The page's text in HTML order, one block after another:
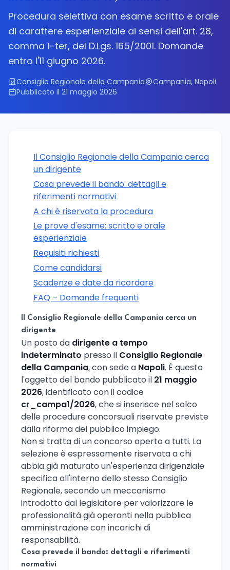
Procedura selettiva con esame scritto e orale
di carattere esperienziale ai sensi dell'art. 28,
comma 1-ter, del D.Lgs. 165/2001. Domande
entro l'11 giugno 2026.
Consiglio Regionale della Campania
Campania, Napoli
Pubblicato il 21 maggio 2026
Il Consiglio Regionale della Campania cerca
un dirigente
Cosa prevede il bando: dettagli e
riferimenti normativi
A chi è riservata la procedura
Le prove d'esame: scritto e orale
esperienziale
Requisiti richiesti
Come candidarsi
Scadenze e date da ricordare
FAQ – Domande frequenti
Il Consiglio Regionale della Campania cerca un
dirigente
Un posto da dirigente a tempo
indeterminato presso il Consiglio Regionale
della Campania, con sede a Napoli. È questo
l'oggetto del bando pubblicato il 21 maggio
2026, identificato con il codice
cr_campa1/2026, che si inserisce nel solco
delle procedure concorsuali riservate previste
dalla riforma del pubblico impiego.
Non si tratta di un concorso aperto a tutti. La
selezione è espressamente riservata a chi
abbia già maturato un'esperienza dirigenziale
specifica all'interno dello stesso Consiglio
Regionale, secondo un meccanismo
introdotto dal legislatore per valorizzare le
professionalità già operanti nella pubblica
amministrazione con incarichi di
responsabilità.
Cosa prevede il bando: dettagli e riferimenti
normativi